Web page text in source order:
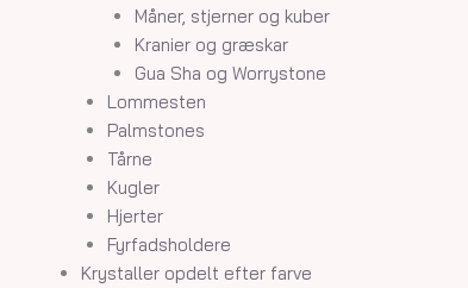
Måner, stjerner og kuber
Kranier og græskar
Gua Sha og Worrystone
Lommesten
Palmstones
Tårne
Kugler
Hjerter
Fyrfadsholdere
Krystaller opdelt efter farve